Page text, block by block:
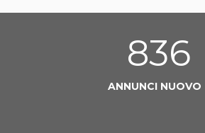
836
ANNUNCI NUOVO